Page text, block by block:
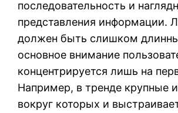
последовательность и
представления информации.
должен быть слишком
основное внимание
концентрируется лишь на
Например, в тренде крупные
вокруг которых и